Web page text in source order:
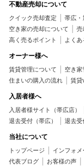
不動産売却について
クイック売却査定 帯広・
空き家の売却について
売
高く売るポイント
よくあ
オーナー様へ
賃貸管理について 空き家
住まいの購入の流れ
賃貸
入居者様へ
入居者様サイト（帯広店）
退去受付（帯広）
退去受
当社について
トップページ インフォメ
代表ブログ
お客様の声